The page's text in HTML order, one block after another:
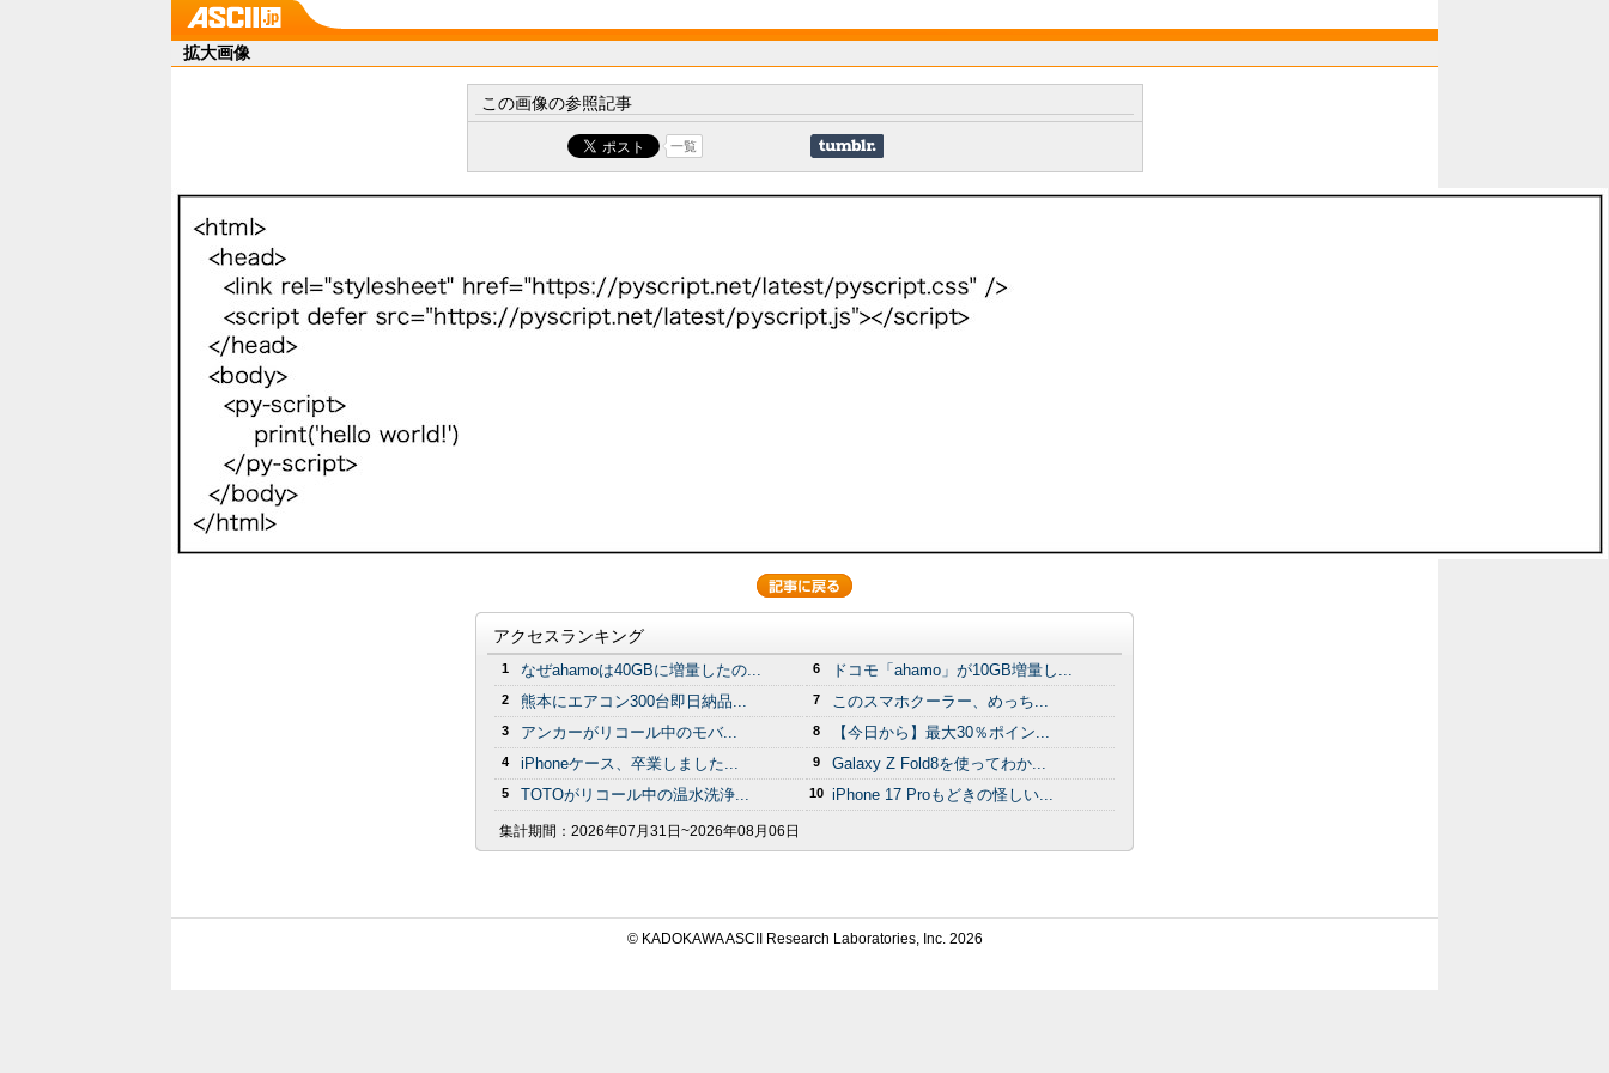
拡大画像
この画像の参照記事
一覧
アクセスランキング
1 なぜahamoは40GBに増量したの...
2 熊本にエアコン300台即日納品...
3 アンカーがリコール中のモバ...
4 iPhoneケース、卒業しました...
5 TOTOがリコール中の温水洗浄...
6 ドコモ「ahamo」が10GB増量し...
7 このスマホクーラー、めっち...
8 【今日から】最大30％ポイン...
9 Galaxy Z Fold8を使ってわか...
10 iPhone 17 Proもどきの怪しい...
集計期間： 2026年07月31日~2026年08月06日
© KADOKAWA ASCII Research Laboratories, Inc. 2026